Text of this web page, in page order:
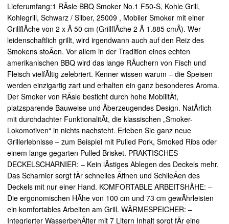
Lieferumfang:1 RÃsle BBQ Smoker No.1 F50-S, Kohle Grill,
Kohlegrill, Schwarz / Silber, 25009 , Mobiler Smoker mit einer
GrillflÃche von 2 x Ã 50 cm (GrillflÃche 2 Ã 1.885 cmÂ). Wer
leidenschaftlich grillt, wird irgendwann auch auf den Reiz des
Smokens stoÃen. Vor allem in der Tradition eines echten
amerikanischen BBQ wird das lange RÃuchern von Fisch und
Fleisch vielfÃltig zelebriert. Kenner wissen warum – die Speisen
werden einzigartig zart und erhalten ein ganz besonderes Aroma.
Der Smoker von RÃsle besticht durch hohe MobilitÃt,
platzsparende Bauweise und Ãberzeugendes Design. NatÃrlich
mit durchdachter FunktionalitÃt, die klassischen „Smoker-
Lokomotiven“ in nichts nachsteht. Erleben Sie ganz neue
Grillerlebnisse – zum Beispiel mit Pulled Pork, Smoked Ribs oder
einem lange gegarten Pulled Brisket. PRAKTISCHES
DECKELSCHARNIER: – Kein lÃstiges Ablegen des Deckels mehr.
Das Scharnier sorgt fÃr schnelles Ãffnen und SchlieÃen des
Deckels mit nur einer Hand. KOMFORTABLE ARBEITSHÃHE: –
Die ergonomischen HÃhe von 100 cm und 73 cm gewÃhrleisten
ein komfortables Arbeiten am Grill. WÃRMESPEICHER: –
Integrierter WasserbehÃlter mit 7 Litern Inhalt sorgt fÃr eine